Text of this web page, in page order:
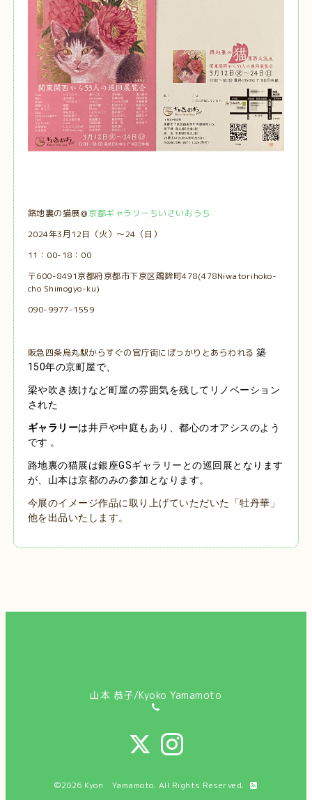
路地裏の猫展＠京都ギャラリーちいさいおうち
2024年3月12日（火）～24（日）
11：00-18：00
〒600-8491京都府京都市下京区鶏鉾町478(478Niwatorihoko-
cho Shimogyo-ku)
090-9977-1559
阪急四条烏丸駅からすぐの官庁街にぽっかりとあらわれる 築
150年の京町屋で、
梁や吹き抜けなど町屋の雰囲気を残してリノベーション
された
ギャラリーは井戸や中庭もあり、都心のオアシスのよう
です 。
路地裏の猫展は銀座GSギャラリーとの巡回展となります
が、山本は京都のみの参加となります。
今展のイメージ作品に取り上げていただいた「牡丹華」
他を出品いたします。
山本 恭子/Kyoko Yamamoto
©2026 Kyon Yamamoto. All Rights Reserved.